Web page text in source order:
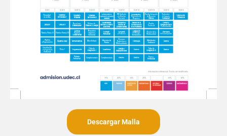
Descargar Malla